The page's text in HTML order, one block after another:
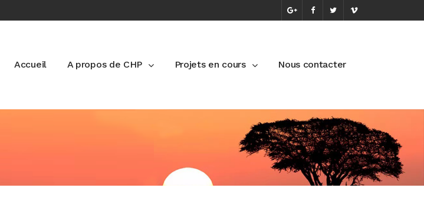
Accueil A propos de CHP Projets en cours Nous contacter